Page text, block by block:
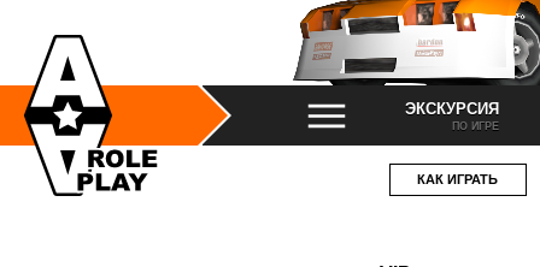
ЭКСКУРСИЯ
ПО ИГРЕ
КАК ИГРАТЬ